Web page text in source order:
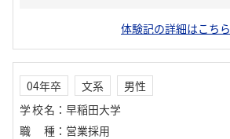
体験記の詳細はこちら
04年卒 文系
男性
学校名 ： 早稲田大学
職種 ： 営業採用